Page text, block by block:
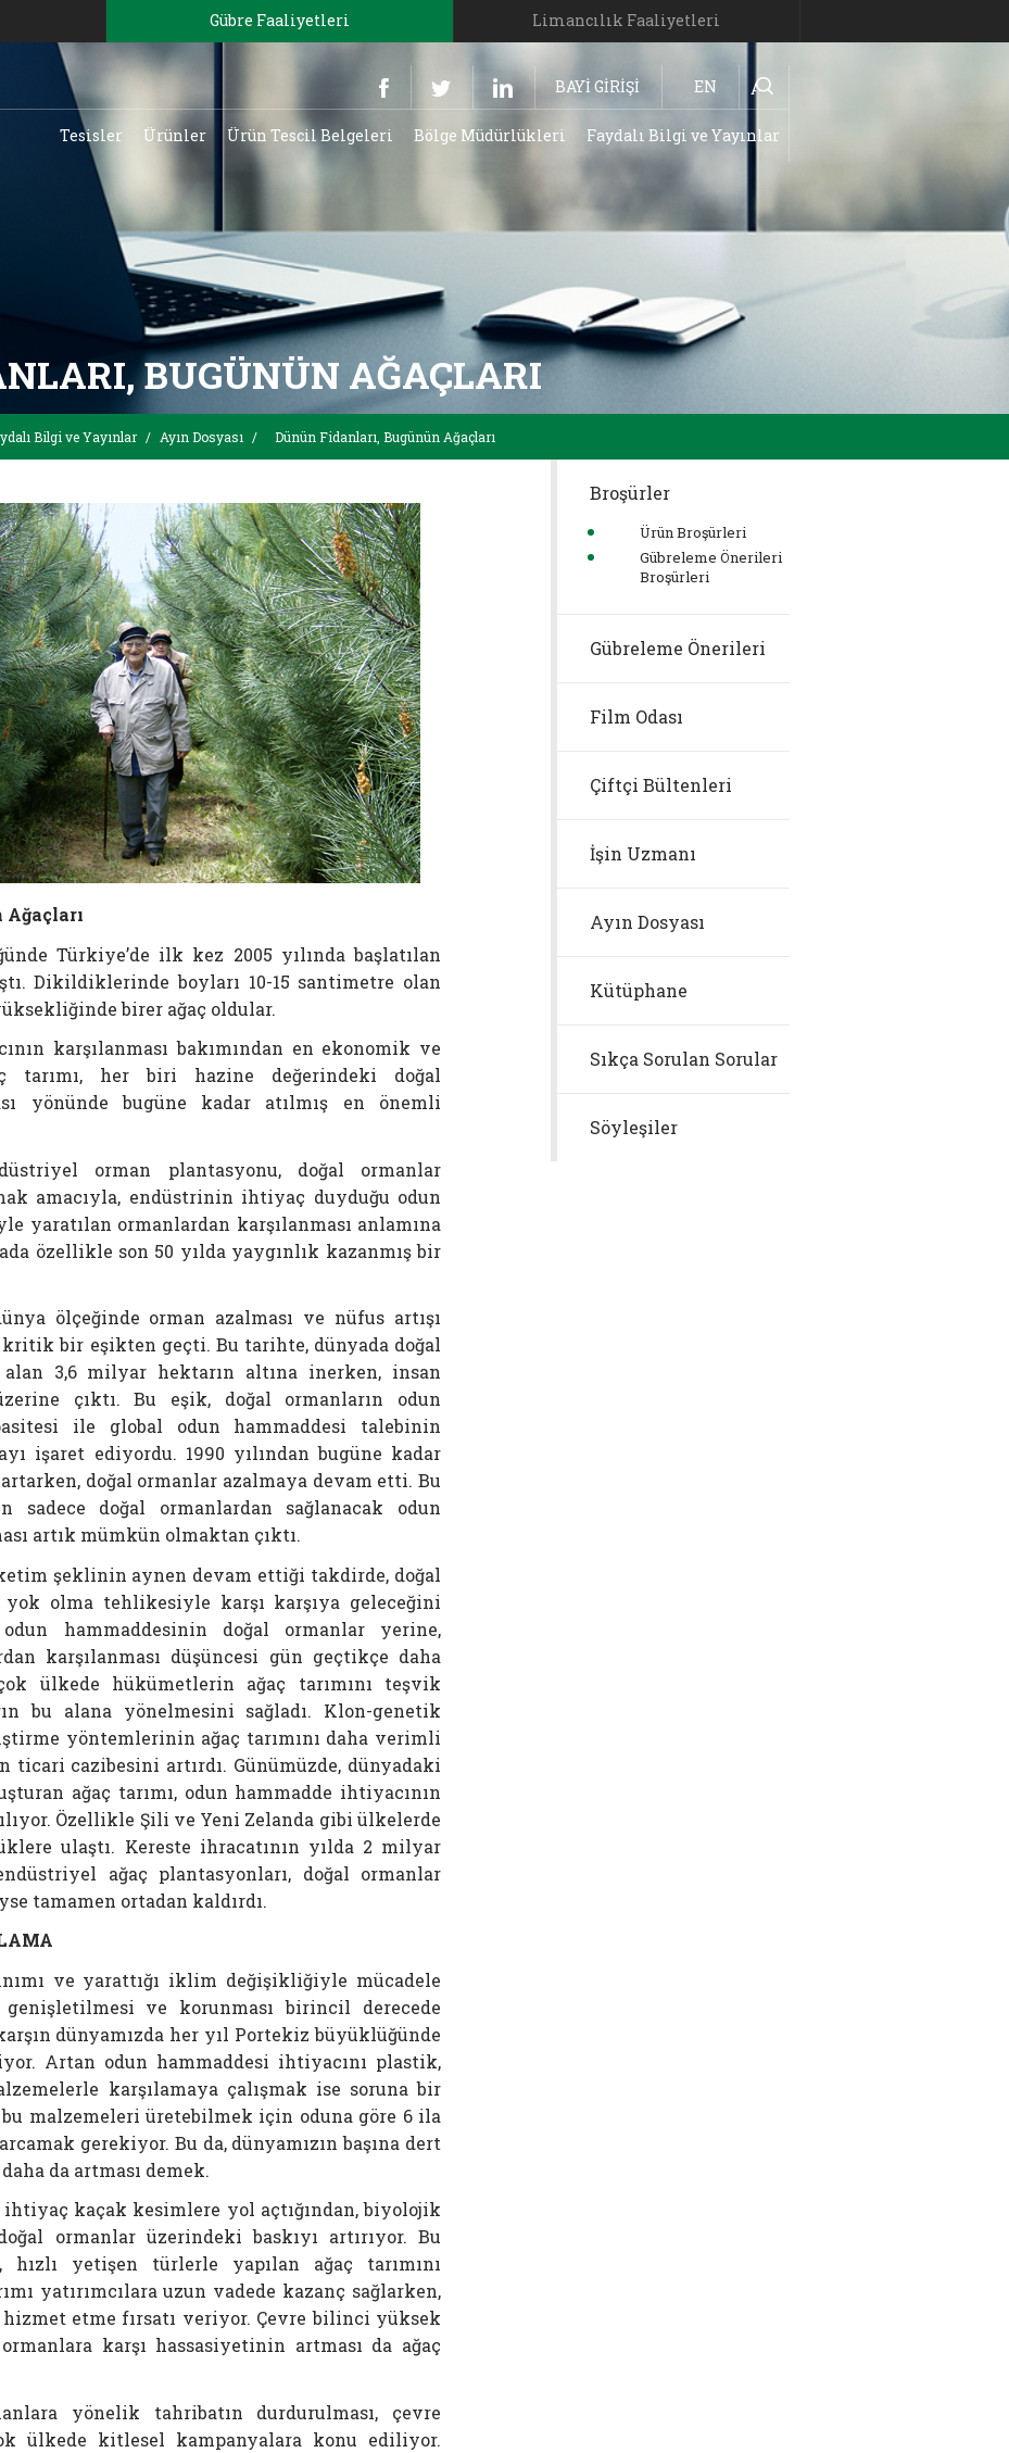
Gübre Faaliyetleri Limancılık Faaliyetleri
BAYİ GİRİŞİ EN
Tesisler Ürünler Ürün Tescil Belgeleri Bölge Müdürlükleri Faydalı Bilgi ve Yayınlar
BUGÜNÜN AĞAÇLARI
Bilgi ve Yayınlar / Ayın Dosyası / Dünün Fidanları, Bugünün Ağaçları
Ağaçları
Türkiye’de ilk kez 2005 yılında başlatılan
Dikildiklerinde boyları 10-15 santimetre olan
birer ağaç oldular.
karşılanması bakımından en ekonomik ve
tarımı, her biri hazine değerindeki doğal
yönünde bugüne kadar atılmış en önemli
orman plantasyonu, doğal ormanlar
amacıyla, endüstrinin ihtiyaç duyduğu odun
yaratılan ormanlardan karşılanması anlamına
özellikle son 50 yılda yaygınlık kazanmış bir
ölçeğinde orman azalması ve nüfus artışı
kritik bir eşikten geçti. Bu tarihte, dünyada doğal
3,6 milyar hektarın altına inerken, insan
çıktı. Bu eşik, doğal ormanların odun
ile global odun hammaddesi talebinin
işaret ediyordu. 1990 yılından bugüne kadar
doğal ormanlar azalmaya devam etti. Bu
sadece doğal ormanlardan sağlanacak odun
artık mümkün olmaktan çıktı.
şeklinin aynen devam ettiği takdirde, doğal
yok olma tehlikesiyle karşı karşıya geleceğini
hammaddesinin doğal ormanlar yerine,
karşılanması düşüncesi gün geçtikçe daha
ülkede hükümetlerin ağaç tarımını teşvik
bu alana yönelmesini sağladı. Klon-genetik
yöntemlerinin ağaç tarımını daha verimli
ticari cazibesini artırdı. Günümüzde, dünyadaki
ağaç tarımı, odun hammadde ihtiyacının
Özellikle Şili ve Yeni Zelanda gibi ülkelerde
ulaştı. Kereste ihracatının yılda 2 milyar
ağaç plantasyonları, doğal ormanlar
tamamen ortadan kaldırdı.
ve yarattığı iklim değişikliğiyle mücadele
genişletilmesi ve korunması birincil derecede
dünyamızda her yıl Portekiz büyüklüğünde
Artan odun hammaddesi ihtiyacını plastik,
karşılamaya çalışmak ise soruna bir
malzemeleri üretebilmek için oduna göre 6 ila
gerekiyor. Bu da, dünyamızın başına dert
da artması demek.
ihtiyaç kaçak kesimlere yol açtığından, biyolojik
ormanlar üzerindeki baskıyı artırıyor. Bu
yetişen türlerle yapılan ağaç tarımını
yatırımcılara uzun vadede kazanç sağlarken,
hizmet etme fırsatı veriyor. Çevre bilinci yüksek
karşı hassasiyetinin artması da ağaç
yönelik tahribatın durdurulması, çevre
ülkede kitlesel kampanyalara konu ediliyor.
Broşürler
Ürün Broşürleri
Gübreleme Önerileri
Broşürleri
Gübreleme Önerileri
Film Odası
Çiftçi Bültenleri
İşin Uzmanı
Ayın Dosyası
Kütüphane
Sıkça Sorulan Sorular
Söyleşiler